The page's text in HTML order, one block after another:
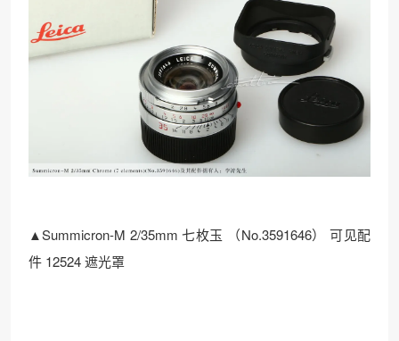
▲Summicron-M 2/35mm 七枚玉 （No.3591646） 可见配
件 12524 遮光罩